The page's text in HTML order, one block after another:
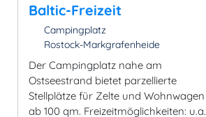
Baltic-Freizeit
Campingplatz
Rostock-Markgrafenheide
Der Campingplatz nahe am
Ostseestrand bietet parzellierte
Stellplätze für Zelte und Wohnwagen
ab 100 qm. Freizeitmöglichkeiten: u.a.